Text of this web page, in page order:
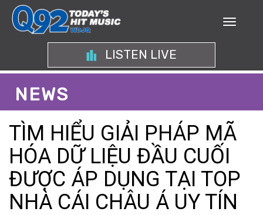
LISTEN LIVE
NEWS
TÌM HIỂU GIẢI PHÁP MÃ
HÓA DỮ LIỆU ĐẦU CUỐI
ĐƯỢC ÁP DỤNG TẠI TOP
NHÀ CÁI CHÂU Á UY TÍN